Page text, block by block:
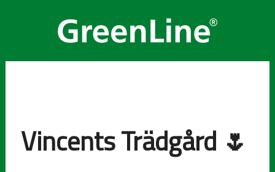
Vincents Trädgård 🌷